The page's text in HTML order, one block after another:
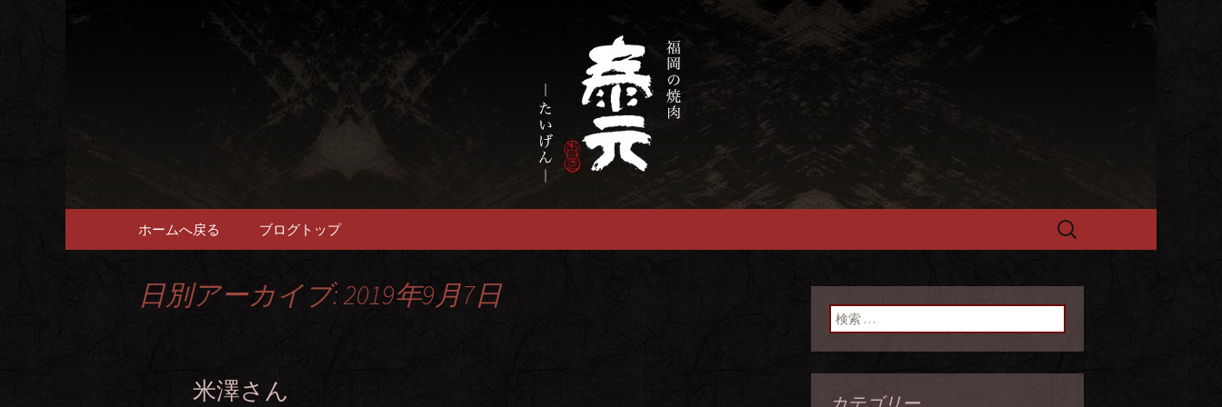
福岡市、畜産農家直送の厳選黒毛和牛を
愉しめる焼肉店
畜産農家直送の厳選肉が自慢の福岡市の焼肉『泰元』
コンテンツへ移動
ホームへ戻る ブログトップ
検
日別アーカイブ: 2019年9月7日
米澤さん
検索: